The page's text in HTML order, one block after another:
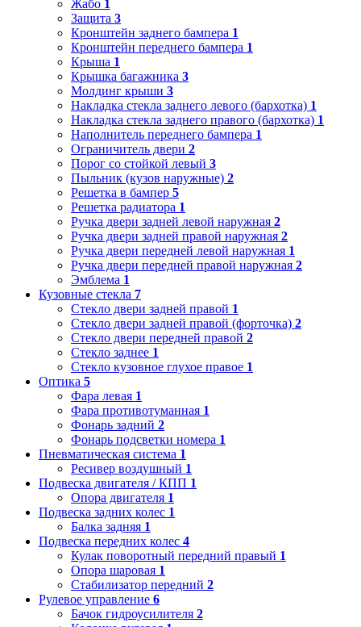
Жабо 1
Защита 3
Кронштейн заднего бампера 1
Кронштейн переднего бампера 1
Крыша 1
Крышка багажника 3
Молдинг крыши 3
Накладка стекла заднего левого (бархотка) 1
Накладка стекла заднего правого (бархотка) 1
Наполнитель переднего бампера 1
Ограничитель двери 2
Порог со стойкой левый 3
Пыльник (кузов наружные) 2
Решетка в бампер 5
Решетка радиатора 1
Ручка двери задней левой наружная 2
Ручка двери задней правой наружная 2
Ручка двери передней левой наружная 1
Ручка двери передней правой наружная 2
Эмблема 1
Кузовные стекла 7
Стекло двери задней правой 1
Стекло двери задней правой (форточка) 2
Стекло двери передней правой 2
Стекло заднее 1
Стекло кузовное глухое правое 1
Оптика 5
Фара левая 1
Фара противотуманная 1
Фонарь задний 2
Фонарь подсветки номера 1
Пневматическая система 1
Ресивер воздушный 1
Подвеска двигателя / КПП 1
Опора двигателя 1
Подвеска задних колес 1
Балка задняя 1
Подвеска передних колес 4
Кулак поворотный передний правый 1
Опора шаровая 1
Стабилизатор передний 2
Рулевое управление 6
Бачок гидроусилителя 2